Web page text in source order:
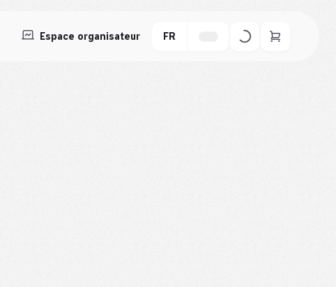
Espace organisateur FR